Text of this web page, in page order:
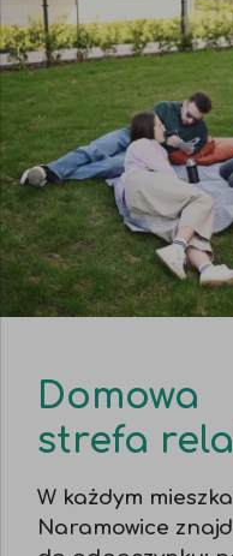
Domowa
strefa
W każdym
Naramowice